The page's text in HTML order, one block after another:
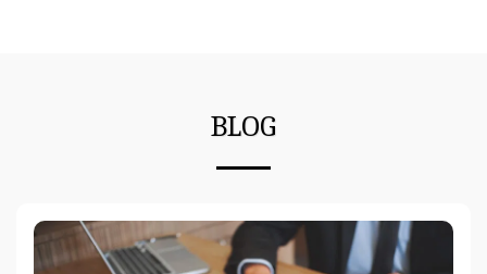
BLOG